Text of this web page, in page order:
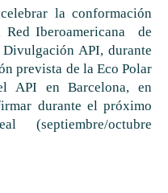
la conformación
Iberoamericana de
API, durante
prevista de la Eco Polar
API en Barcelona, en
durante el próximo
(septiembre/octubre